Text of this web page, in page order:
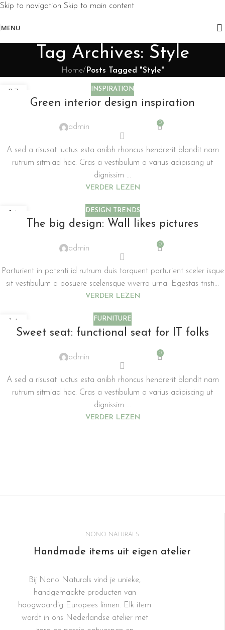
Skip to navigation Skip to main content
MENU
Tag Archives: Style
Home/ Posts Tagged "Style"
23 INSPIRATION
Green interior design inspiration
admin
0
A sed a risusat luctus esta anibh rhoncus hendrerit blandit nam
rutrum sitmiad hac. Cras a vestibulum a varius adipiscing ut
dignissim ...
VERDER LEZEN
16 DESIGN TRENDS
The big design: Wall likes pictures
admin
0
Parturient in potenti id rutrum duis torquent parturient sceler isque
sit vestibulum a posuere scelerisque viverra urna. Egestas tristi...
VERDER LEZEN
14
JUN
FURNITURE
Sweet seat: functional seat for IT folks
admin
0
A sed a risusat luctus esta anibh rhoncus hendrerit blandit nam
rutrum sitmiad hac. Cras a vestibulum a varius adipiscing ut
dignissim ...
VERDER LEZEN
NONO NATURALS
Handmade items uit eigen atelier
Bij Nono Naturals vind je unieke,
handgemaakte producten van
hoogwaardig Europees linnen. Elk item
wordt in ons Nederlandse atelier met